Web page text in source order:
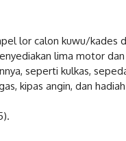
lor calon kuwu/kades
lima motor
seperti kulkas,
kipas angin, dan